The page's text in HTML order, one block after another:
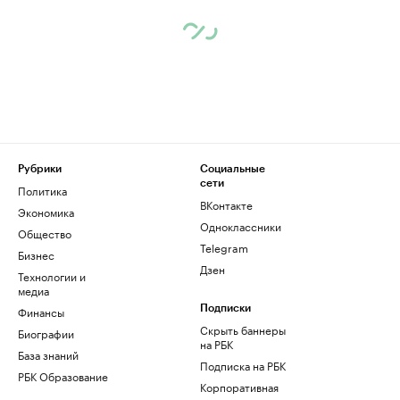
Рубрики
Политика
Экономика
Общество
Бизнес
Технологии и
медиа
Финансы
Биографии
База знаний
РБК Образование
Социальные
сети
ВКонтакте
Одноклассники
Telegram
Дзен
Подписки
Скрыть баннеры
на РБК
Подписка на РБК
Корпоративная